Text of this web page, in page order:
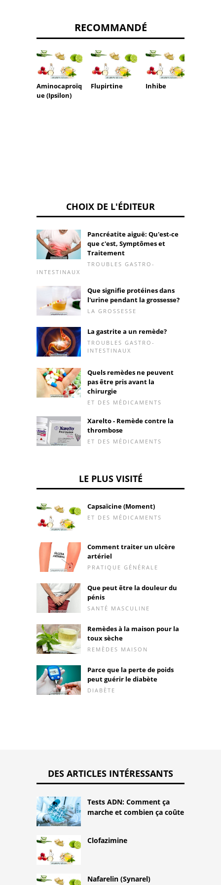
RECOMMANDÉ
Aminocaproïq
ue (Ipsilon)
Flupirtine Inhibe
CHOIX DE L'ÉDITEUR
Pancréatite aiguë: Qu'est-ce
que c'est, Symptômes et
Traitement
TROUBLES GASTRO-
INTESTINAUX
Que signifie protéines dans
l'urine pendant la grossesse?
LA GROSSESSE
La gastrite a un remède?
TROUBLES GASTRO-
INTESTINAUX
Quels remèdes ne peuvent
pas être pris avant la
chirurgie
ET DES MÉDICAMENTS
Xarelto - Remède contre la
thrombose
ET DES MÉDICAMENTS
LE PLUS VISITÉ
Capsaïcine (Moment)
ET DES MÉDICAMENTS
Comment traiter un ulcère
artériel
PRATIQUE GÉNÉRALE
Que peut être la douleur du
pénis
SANTÉ MASCULINE
Remèdes à la maison pour la
toux sèche
REMÈDES MAISON
Parce que la perte de poids
peut guérir le diabète
DIABÈTE
DES ARTICLES INTÉRESSANTS
Tests ADN: Comment ça
marche et combien ça coûte
Clofazimine
Nafarelin (Synarel)